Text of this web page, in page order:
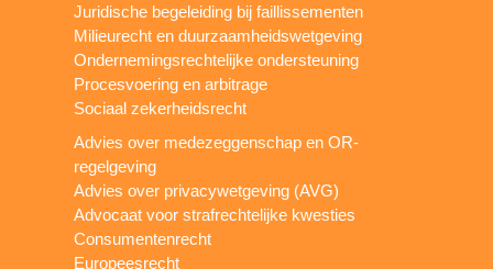
Juridische begeleiding bij faillissementen
Milieurecht en duurzaamheidswetgeving
Ondernemingsrechtelijke ondersteuning
Procesvoering en arbitrage
Sociaal zekerheidsrecht
Advies over medezeggenschap en OR-
regelgeving
Advies over privacywetgeving (AVG)
Advocaat voor strafrechtelijke kwesties
Consumentenrecht
Europeesrecht